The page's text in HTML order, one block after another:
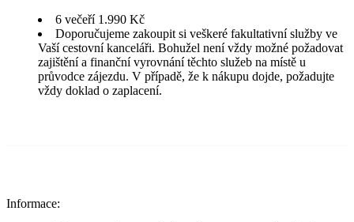
6 večeří 1.990 Kč
Doporučujeme zakoupit si veškeré fakultativní služby ve
Vaší cestovní kanceláři. Bohužel není vždy možné požadovat
zajištění a finanční vyrovnání těchto služeb na místě u
průvodce zájezdu. V případě, že k nákupu dojde, požadujte
vždy doklad o zaplacení.
Informace: